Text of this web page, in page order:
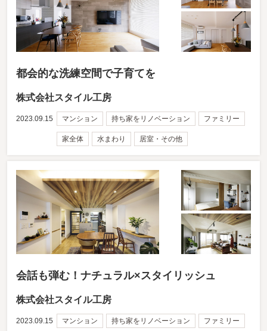
都会的な洗練空間で⼦育てを
株式会社スタイル工房
2023.09.15 マンション 持ち家をリノベーション ファミリー
家全体 水まわり 居室・その他
会話も弾む！ナチュラル×スタイリッシュ
株式会社スタイル工房
2023.09.15 マンション 持ち家をリノベーション ファミリー